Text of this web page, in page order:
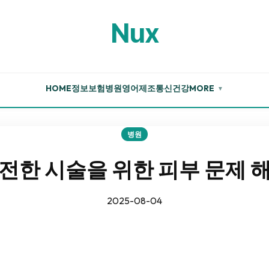
Nux
HOME정보보험병원영어제조통신건강MORE ▼
병원
한 시술을 위한 피부 문제
2025-08-04